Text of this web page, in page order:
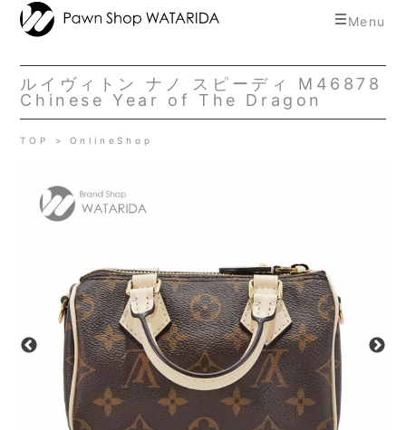
toggle
Menu
ルイヴィトン ナノ スピーディ M46878
Chinese Year of The Dragon
TOP OnlineShop